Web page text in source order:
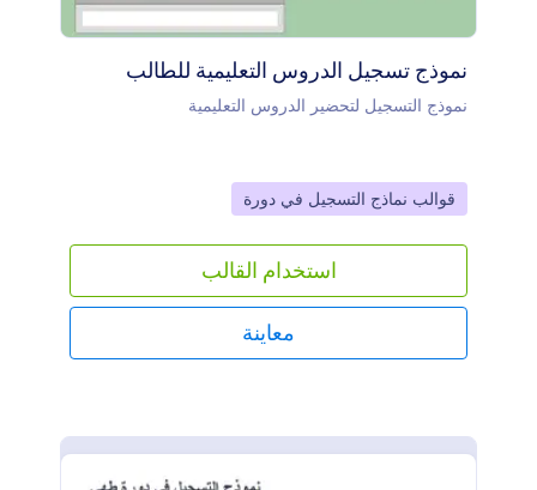
نموذج تسجيل الدروس التعليمية للطالب
نموذج التسجيل لتحضير الدروس التعليمية
Go to Category:
قوالب نماذج التسجيل في دورة
استخدام القالب
معاينة